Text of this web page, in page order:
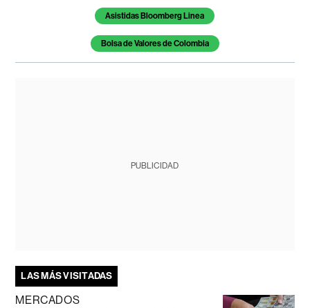
Asistidas Bloomberg Linea
Bolsa de Valores de Colombia
PUBLICIDAD
LAS MÁS VISITADAS
MERCADOS